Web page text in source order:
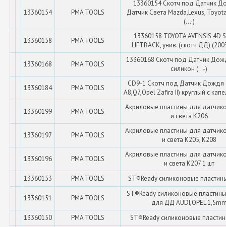
13360154 PMA TOOLS
13360154 Скотч под Датчик
Датчик Света Mazda,Lexus,
(...-)
13360158 PMA TOOLS
13360158 TOYOTA AVENSIS 4D
LIFTBACK, унив. (скотч ДД)
13360168 PMA TOOLS
13360168 Скотч под Датчик
силикон (...-)
13360184 PMA TOOLS
CD9-1 Скотч под Датчик Дождя
A8,Q7,Opel Zafira II) круглый с
13360199 PMA TOOLS
Акриловые пластины для
и света K206
13360197 PMA TOOLS
Акриловые пластины для
и света K205, K208
13360196 PMA TOOLS
Акриловые пластины для
и света K207 1 шт
13360153
PMA TOOLS ST®Ready силиконовые
13360151 PMA TOOLS
ST®Ready силиконовые
для ДД AUDI,OPEL
13360150
PMA TOOLS ST®Ready силиконовые